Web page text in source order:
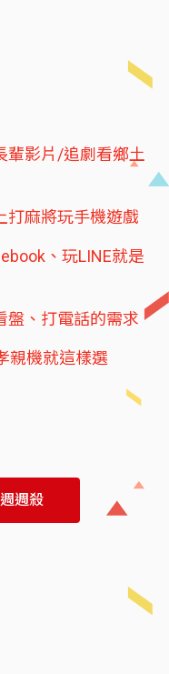
輩影片/追劇看鄉土
打麻將玩手機遊戲
、玩LINE就是
盤、打電話的需求
親機就這樣選
週殺